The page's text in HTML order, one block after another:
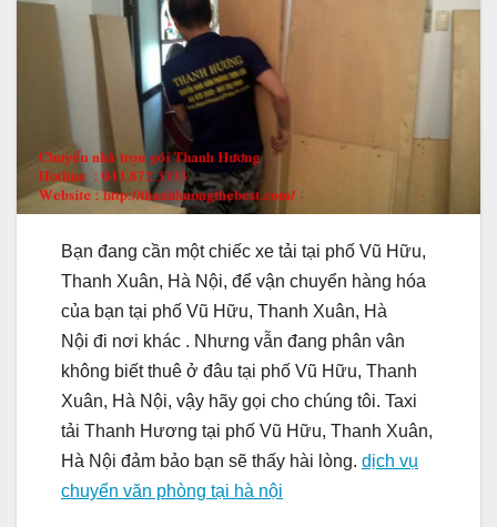
Bạn đang cần một chiếc xe tải tại phố Vũ Hữu,
Thanh Xuân, Hà Nội, để vận chuyển hàng hóa
của bạn tại phố Vũ Hữu, Thanh Xuân, Hà
Nội đi nơi khác . Nhưng vẫn đang phân vân
không biết thuê ở đâu tại phố Vũ Hữu, Thanh
Xuân, Hà Nội, vậy hãy gọi cho chúng tôi. Taxi
tải Thanh Hương tại phố Vũ Hữu, Thanh Xuân,
Hà Nội đảm bảo bạn sẽ thấy hài lòng. dịch vụ
chuyển văn phòng tại hà nội